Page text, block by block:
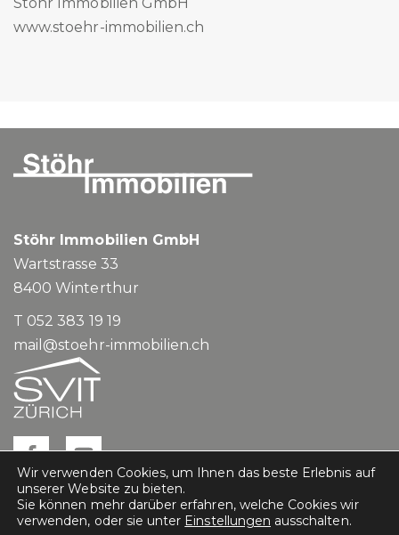
www.stoehr-immobilien.ch
Stöhr Immobilien GmbH
Wartstrasse 33
8400Winterthur
T 052 383 19 19
mail@stoehr-immobilien.ch
Impressum Datenschutz
Wir verwenden Cookies, um Ihnen das beste Erlebnis auf
unserer Website zu bieten.
Sie können mehr darüber erfahren, welche Cookies wir
verwenden, oder sie unter Einstellungen ausschalten.